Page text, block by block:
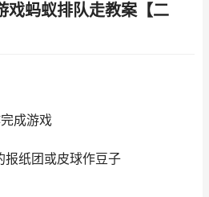
戏蚂蚁排队走教案【二
成游戏
报纸团或皮球作豆子